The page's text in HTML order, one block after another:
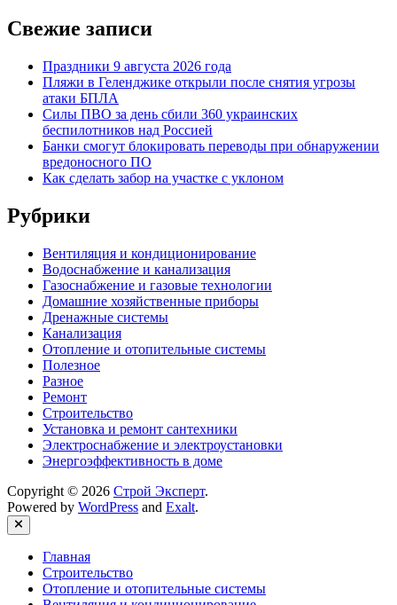
Свежие записи
Праздники 9 августа 2026 года
Пляжи в Геленджике открыли после снятия угрозы
атаки БПЛА
Силы ПВО за день сбили 360 украинских
беспилотников над Россией
Банки смогут блокировать переводы при обнаружении
вредоносного ПО
Как сделать забор на участке с уклоном
Рубрики
Вентиляция и кондиционирование
Водоснабжение и канализация
Газоснабжение и газовые технологии
Домашние хозяйственные приборы
Дренажные системы
Канализация
Отопление и отопительные системы
Полезное
Разное
Ремонт
Строительство
Установка и ремонт сантехники
Электроснабжение и электроустановки
Энергоэффективность в доме
Copyright © 2026 Строй Эксперт.
Powered by WordPress and Exalt.
Close
Главная
Строительство
Отопление и отопительные системы